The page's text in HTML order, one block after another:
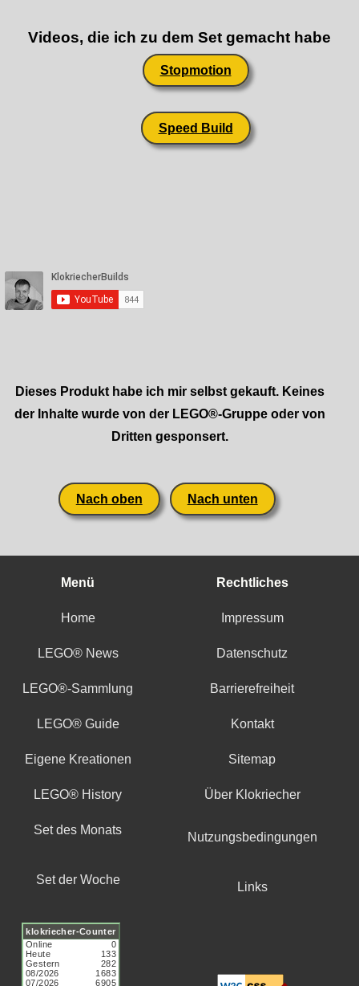
Videos, die ich zu dem Set gemacht habe
Stopmotion
Speed Build
Dieses Produkt habe ich mir selbst gekauft. Keines
der Inhalte wurde von der LEGO®-Gruppe oder von
Dritten gesponsert.
Nach oben Nach unten
Menü Rechtliches
Home Impressum
LEGO® News Datenschutz
LEGO®-Sammlung Barrierefreiheit
LEGO® Guide Kontakt
Eigene Kreationen Sitemap
LEGO® History Über Klokriecher
Set des Monats
Nutzungsbedingungen
Set der Woche
Links